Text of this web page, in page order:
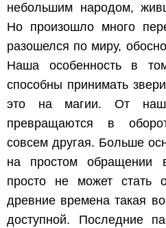
небольшим народом,
Но произошло много
разошелся по миру,
Наша особенность в
способны принимать
это на магии. От
превращаются в
совсем другая. Больше
на простом обращении
просто не может стать
древние времена такая
доступной. Последние